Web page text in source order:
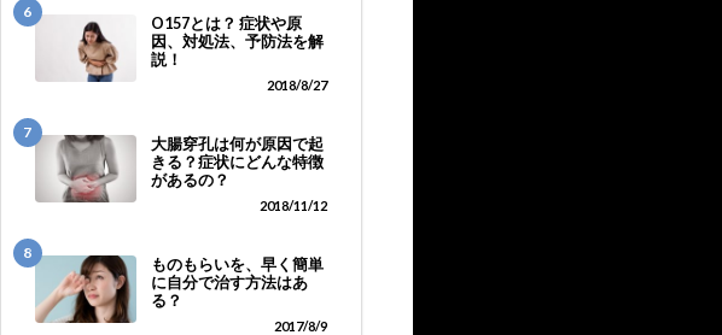
6
O157とは？ 症状や原
因、対処法、予防法を解
説！
2018/8/27
7
大腸穿孔は何が原因で起
きる？症状にどんな特徴
があるの？
2018/11/12
8
ものもらいを、早く簡単
に自分で治す方法はあ
る？
2017/8/9